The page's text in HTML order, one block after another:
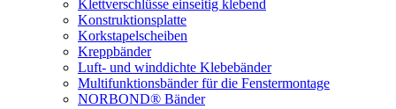
Klettverschlüsse einseitig klebend
Konstruktionsplatte
Korkstapelscheiben
Kreppbänder
Luft- und winddichte Klebebänder
Multifunktionsbänder für die Fenstermontage
NORBOND® Bänder